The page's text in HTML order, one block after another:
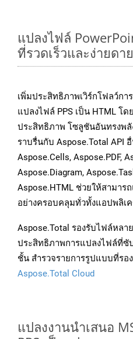
แปลงไฟล์
ที่รวดเร็วและง่ายดาย
เพิ่มประสิทธิภาพเวิร์กโฟลว์ก
แปลงไฟล์ PPS เป็น HTML โ
ประสิทธิภาพ โซลูชันอันทรงพลั
ราบรื่นกับ Aspose.Total API
Aspose.Cells, Aspose.PDF,
Aspose.Diagram,
Aspose.HTML ช่วยให้สามา
อย่างครอบคลุมทั่วทั้งแอปพลิ
Aspose.Total รองรับไฟล์หลา
ประสิทธิภาพการแปลงไฟล์ที่
ชั้น สำรวจรายการรูปแบบที่ร
Aspose.Total Cloud
แปลงงานนำเสนอ